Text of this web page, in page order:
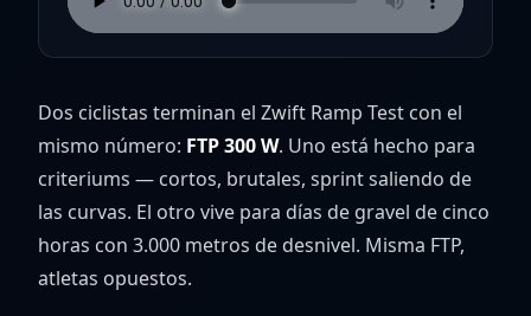
Dos ciclistas terminan el Zwift Ramp Test con el
mismo número: FTP 300 W. Uno está hecho para
criteriums — cortos, brutales, sprint saliendo de
las curvas. El otro vive para días de gravel de cinco
horas con 3.000 metros de desnivel. Misma FTP,
atletas opuestos.